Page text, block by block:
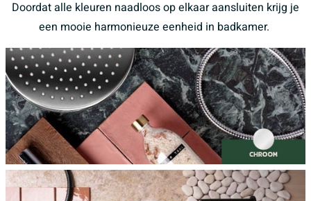
Doordat alle kleuren naadloos op elkaar aansluiten krijg je
een mooie harmonieuze eenheid in badkamer.